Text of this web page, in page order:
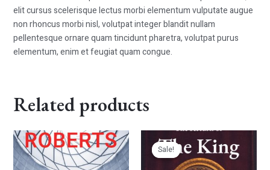
elit cursus scelerisque lectus morbi elementum vulputate augue
non rhoncus morbi nisl, volutpat integer blandit nullam
pellentesque ornare quam tincidunt pharetra, volutpat purus
elementum, enim et feugiat quam congue.
Related products
Sale!
Sale!
Original
price
was:
$32.00.
Current
price
is:
$28.00.